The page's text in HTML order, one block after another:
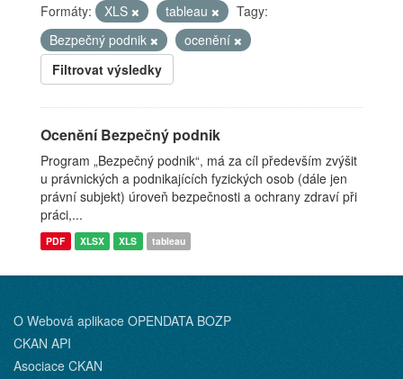
Formáty:
XLS tableau
Tagy:
Bezpečný podnik
ocenění
Filtrovat výsledky
Ocenění Bezpečný podnik
Program „Bezpečný podnik“, má za cíl především zvýšit
u právnických a podnikajících fyzických osob (dále jen
právní subjekt) úroveň bezpečnosti a ochrany zdraví při
práci,...
PDF XLSX XLS tableau
O Webová aplikace OPENDATA BOZP
CKAN API
Asociace CKAN